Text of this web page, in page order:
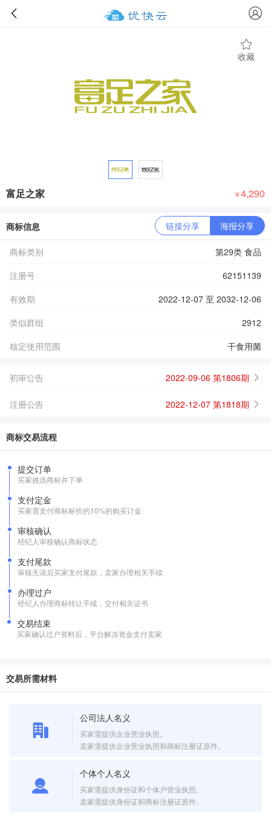
收藏
富足之家 ￥4,290
商标信息 链接分享 海报分享
商标类别
第29类 食品
注册号
62151139
有效期
2022-12-07 至 2032-12-06
类似群组
2912
核定使用范围
干食用菌
初审公告 2022-09-06 第1806期
注册公告 2022-12-07 第1818期
商标交易流程
提交订单
买家挑选商标并下单
支付定金
买家需支付商标标价的10%的购买订金
审核确认
经纪人审核确认商标状态
支付尾款
审核无误后买家支付尾款，卖家办理相关手续
办理过户
经纪人办理商标转让手续，交付相关证书
交易结束
买家确认过户资料后，平台解冻资金支付卖家
交易所需材料
公司法人名义
买家需提供企业营业执照。
卖家需提供企业营业执照和商标注册证原件。
个体个人名义
买家需提供身份证和个体户营业执照。
卖家需提供身份证和商标注册证原件。